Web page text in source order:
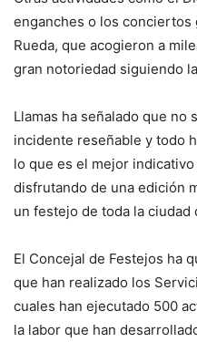
enganches o los
Rueda, que acogieron a
gran notoriedad siguiendo
Llamas ha señalado que no
incidente reseñable y todo
lo que es el mejor
disfrutando de una edición
un festejo de toda la ciudad
El Concejal de Festejos ha
que han realizado los
cuales han ejecutado 500
la labor que han